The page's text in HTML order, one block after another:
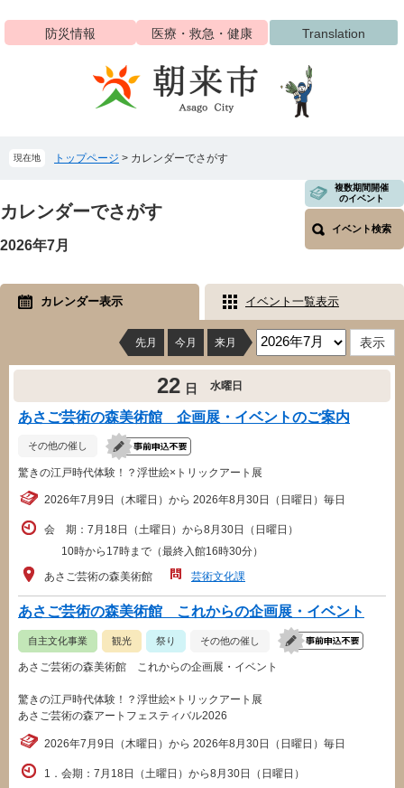
ジ
ュ
へ
防災情報 医療・救急・健康 Translation
現在地 トップページ > カレンダーでさがす
文
カレンダーでさがす
複数期間開催
のイベント
イベント検索
2026年7月
カレンダー表示 イベント一覧表示
先月 今月 来月
22 日 水曜日
あさご芸術の森美術館 企画展・イベントのご案内
その他の催し
驚きの江戸時代体験！？浮世絵×トリックアート展
2026年7月9日（木曜日）から 2026年8月30日（日曜日）毎日
会 期：7月18日（土曜日）から8月30日（日曜日）
10時から17時まで（最終入館16時30分）
あさご芸術の森美術館
芸術文化課
あさご芸術の森美術館 これからの企画展・イベント
自主文化事業 観光 祭り その他の催し
あさご芸術の森美術館 これからの企画展・イベント
驚きの江戸時代体験！？浮世絵×トリックアート展
あさご芸術の森アートフェスティバル2026
2026年7月9日（木曜日）から 2026年8月30日（日曜日）毎日
1．会期：7月18日（土曜日）から8月30日（日曜日）